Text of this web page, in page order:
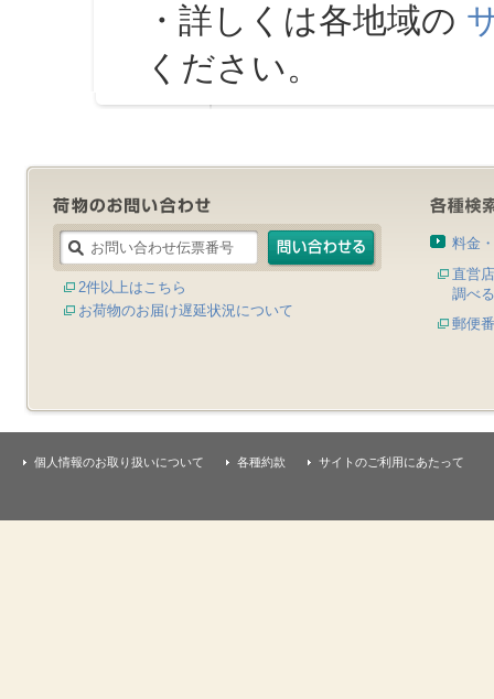
・詳しくは各地域の
ください。
2件以上はこちら
お荷物のお届け遅延状況について
料金
直営
調べる
郵便
個人情報のお取り扱いについて 各種約款 サイトのご利用にあたって